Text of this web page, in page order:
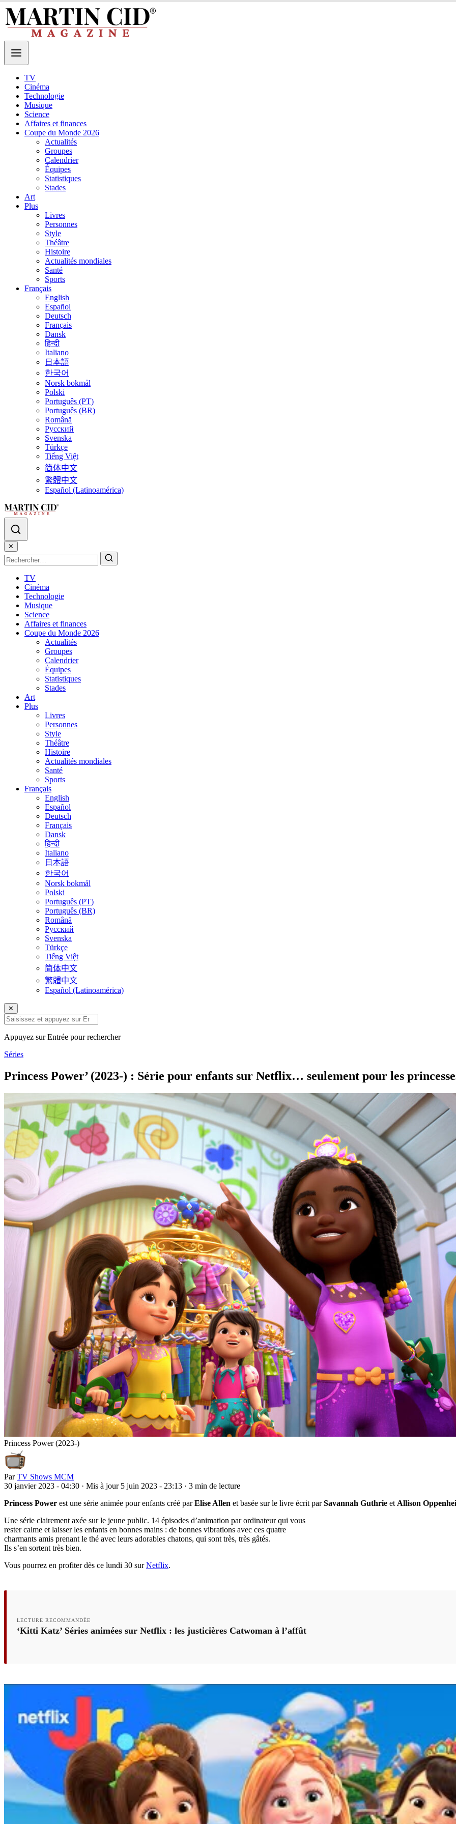
TV
Cinéma
Technologie
Musique
Science
Affaires et finances
Coupe du Monde 2026
Actualités
Groupes
Calendrier
Équipes
Statistiques
Stades
Art
Plus
Livres
Personnes
Style
Théâtre
Histoire
Actualités mondiales
Santé
Sports
Français
English
Español
Deutsch
Français
Dansk
हिन्दी
Italiano
日本語
한국어
Norsk bokmål
Polski
Português (PT)
Português (BR)
Română
Русский
Svenska
Türkçe
Tiếng Việt
简体中文
繁體中文
Español (Latinoamérica)
✕
TV
Cinéma
Technologie
Musique
Science
Affaires et finances
Coupe du Monde 2026
Actualités
Groupes
Calendrier
Équipes
Statistiques
Stades
Art
Plus
Livres
Personnes
Style
Théâtre
Histoire
Actualités mondiales
Santé
Sports
Français
English
Español
Deutsch
Français
Dansk
हिन्दी
Italiano
日本語
한국어
Norsk bokmål
Polski
Português (PT)
Português (BR)
Română
Русский
Svenska
Türkçe
Tiếng Việt
简体中文
繁體中文
Español (Latinoamérica)
✕
Appuyez sur Entrée pour rechercher
Séries
Princess Power’ (2023-) : Série pour enfants sur Netflix… seulement pour les
Princess Power (2023-)
Par TV Shows MCM
30 janvier 2023 - 04:30 · Mis à jour 5 juin 2023 - 23:13 · 3 min de lecture
Princess Power est une série animée pour enfants créé parElise Allen et basée sur le livre écrit parSavannah Guthrie et Allison
Une série clairement axée sur le jeune public. 14 épisodes d’animation par ordinateur qui vous
rester calme et laisser les enfants en bonnes mains : de bonnes vibrations avec ces quatre
charmants amis prenant le thé avec leurs adorables chatons, qui sont très, très gâtés.
Ils s’en sortent très bien.
Vous pourrez en profiter dès ce lundi 30 surNetflix.
LECTURE RECOMMANDÉE
‘Kitti Katz’ Séries animées sur Netflix : les justicières Catwoman à l’affût